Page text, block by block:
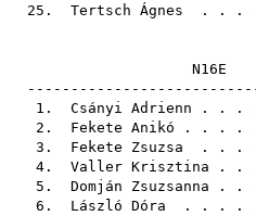
25. Tertsch Ágnes . . .
1. Csányi Adrienn . . .
2. Fekete Anikó . . . .
3. Fekete Zsuzsa . . .
4. Valler Krisztina . .
5. Domján Zsuzsanna . .
6. László Dóra . . . .